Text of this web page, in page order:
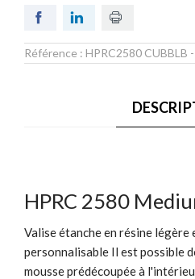
Référence : HPRC2580 CUBBLB
HPRC 2580
Valise étanche en résine
personnalisable Il est possible
mousse prédécoupée à